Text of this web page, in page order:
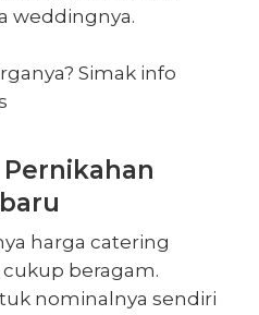
weddingnya.
Simak info
harga catering
cukup beragam.
nominalnya sendiri